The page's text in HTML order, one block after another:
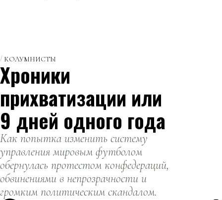
КОЛУМНИСТЫ
Хроники
прихватизации или
9 дней одного года
Как попытка изменить систему
управления мировым футболом
обернулась протестом конфедераций,
обвинениями в непрозрачности и
громким политическим скандалом.